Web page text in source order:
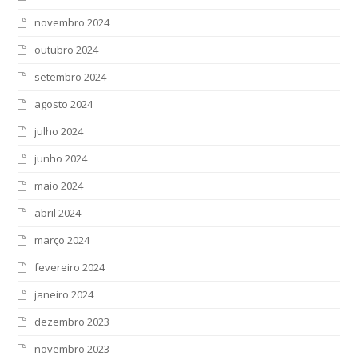
novembro 2024
outubro 2024
setembro 2024
agosto 2024
julho 2024
junho 2024
maio 2024
abril 2024
março 2024
fevereiro 2024
janeiro 2024
dezembro 2023
novembro 2023